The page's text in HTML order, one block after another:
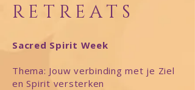
RETREATS
Sacred Spirit Week
Thema: Jouw verbinding met je Ziel
en Spirit versterken